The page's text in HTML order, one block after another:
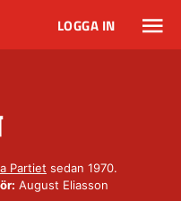
LOGGA IN
Partiet sedan 1970.
August Eliasson